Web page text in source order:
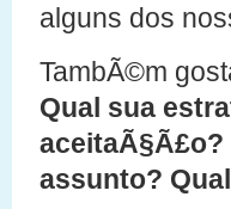
alguns dos
TambÃ©m
Qual sua
aceitaÃ§Ã£o?
assunto?